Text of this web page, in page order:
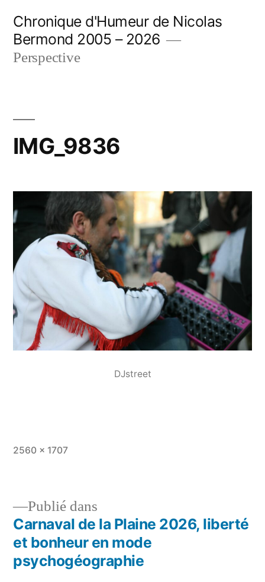
contenu
Chronique d'Humeur de Nicolas
Bermond 2005 – 2026
Perspective
IMG_9836
DJstreet
Taille
2560 × 1707
Navigation
de
Publié dans
Carnaval de la Plaine 2026, liberté
et bonheur en mode
psychogéographie